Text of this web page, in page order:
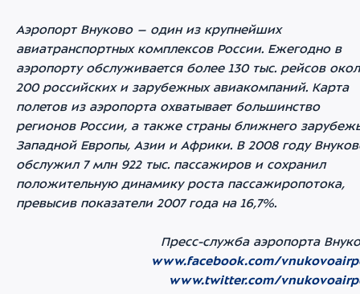
Аэропорт Внуково – один из крупнейших
авиатранспортных комплексов России. Ежегодно в
аэропорту обслуживается более 130 тыс. рейсов
200 российских и зарубежных авиакомпаний. Карта
полетов из аэропорта охватывает большинство
регионов России, а также страны ближнего
Западной Европы, Азии и Африки. В 2008 году
обслужил 7 млн 922 тыс. пассажиров и сохранил
положительную динамику роста пассажиропотока,
превысив показатели 2007 года на 16,7%.
Пресс-служба аэропорта
www.facebook.com/
www.twitter.com/